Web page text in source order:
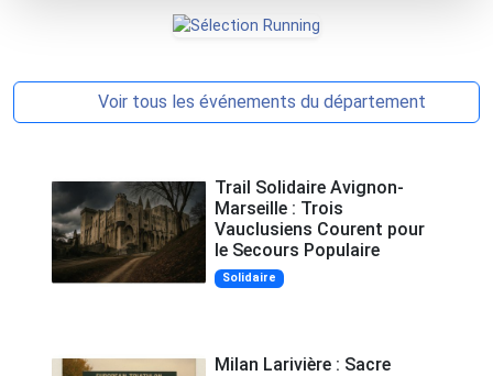
Voir tous les événements du département
Trail Solidaire Avignon-
Marseille : Trois
Vauclusiens Courent pour
le Secours Populaire
Solidaire
Milan Larivière : Sacre